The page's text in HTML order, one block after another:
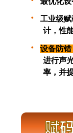
· 工业级赋
计，性
· 设备防错
进行声
率，并